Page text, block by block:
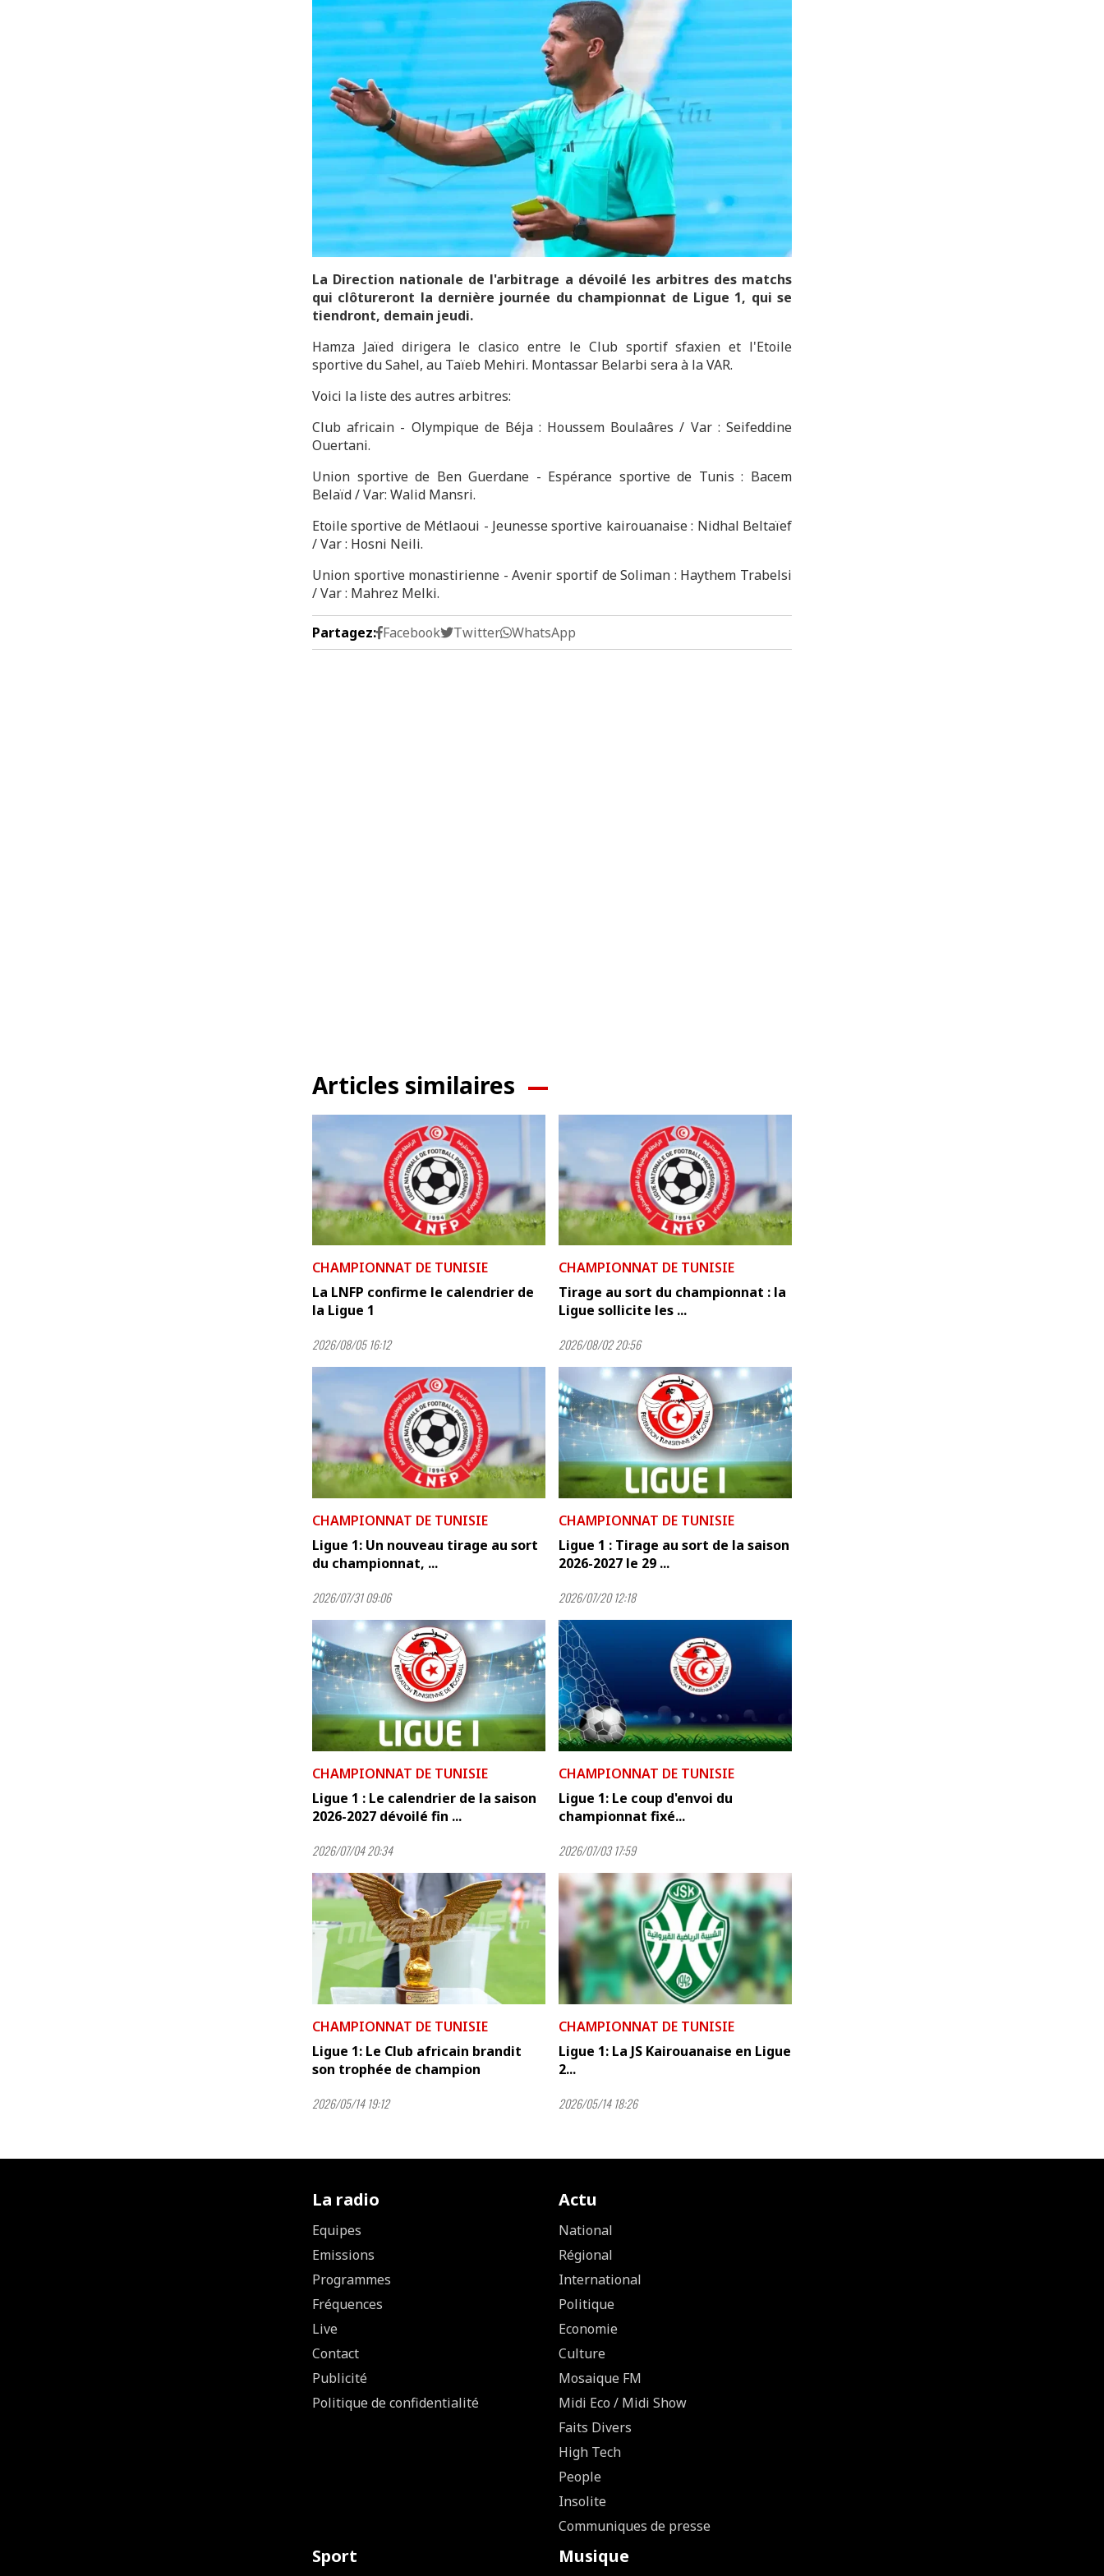
La Direction nationale de l'arbitrage a dévoilé les arbitres des matchs
qui clôtureront la dernière journée du championnat de Ligue 1, qui se
tiendront, demain jeudi.
Hamza Jaïed dirigera le clasico entre le Club sportif sfaxien et l'Etoile
sportive du Sahel, au Taïeb Mehiri. Montassar Belarbi sera à la VAR.
Voici la liste des autres arbitres:
Club africain - Olympique de Béja : Houssem Boulaâres / Var : Seifeddine
Ouertani.
Union sportive de Ben Guerdane - Espérance sportive de Tunis : Bacem
Belaïd / Var: Walid Mansri.
Etoile sportive de Métlaoui - Jeunesse sportive kairouanaise : Nidhal Beltaïef
/ Var : Hosni Neili.
Union sportive monastirienne - Avenir sportif de Soliman : Haythem Trabelsi
/ Var : Mahrez Melki.
Partagez: Facebook Twitter WhatsApp
Articles similaires
CHAMPIONNAT DE TUNISIE
La LNFP confirme le calendrier de
la Ligue 1
2026/08/05 16:12
CHAMPIONNAT DE TUNISIE
Tirage au sort du championnat : la
Ligue sollicite les ...
2026/08/02 20:56
CHAMPIONNAT DE TUNISIE
Ligue 1: Un nouveau tirage au sort
du championnat, ...
2026/07/31 09:06
CHAMPIONNAT DE TUNISIE
Ligue 1 : Tirage au sort de la saison
2026-2027 le 29 ...
2026/07/20 12:18
CHAMPIONNAT DE TUNISIE
Ligue 1 : Le calendrier de la saison
2026-2027 dévoilé fin ...
2026/07/04 20:34
CHAMPIONNAT DE TUNISIE
Ligue 1: Le coup d'envoi du
championnat fixé...
2026/07/03 17:59
CHAMPIONNAT DE TUNISIE
Ligue 1: Le Club africain brandit
son trophée de champion
2026/05/14 19:12
CHAMPIONNAT DE TUNISIE
Ligue 1: La JS Kairouanaise en Ligue
2...
2026/05/14 18:26
La radio
Equipes
Emissions
Programmes
Fréquences
Live
Contact
Publicité
Politique de confidentialité
Actu
National
Régional
International
Politique
Economie
Culture
Mosaique FM
Midi Eco / Midi Show
Faits Divers
High Tech
People
Insolite
Communiques de presse
Sport Musique